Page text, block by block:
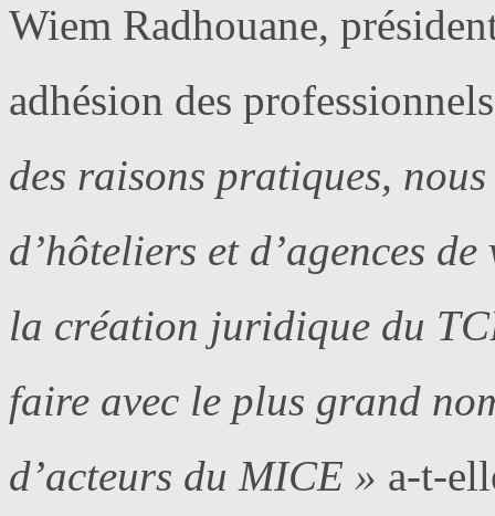
Wiem Radhouane,
adhésion des
des raisons pratiques,
d’hôteliers et d’agences
la création juridique du
faire avec le plus grand
d’acteurs du MICE » a-t-